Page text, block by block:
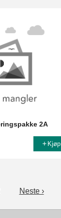
2A
Kjøp
Neste ›